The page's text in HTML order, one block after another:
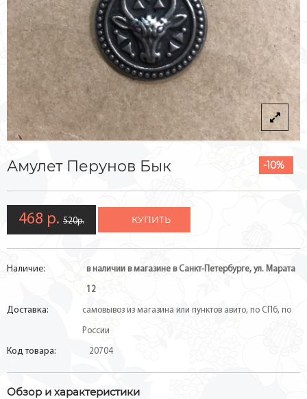
-10%
Амулет Перунов Бык
468 р. 520р. КУПИТЬ
Наличие: в наличии в магазине в Санкт-Петербурге, ул. Марата
12
Доставка: самовывоз из магазина или пунктов авито, по СПб, по
России
Код товара: 20704
Обзор и характеристики